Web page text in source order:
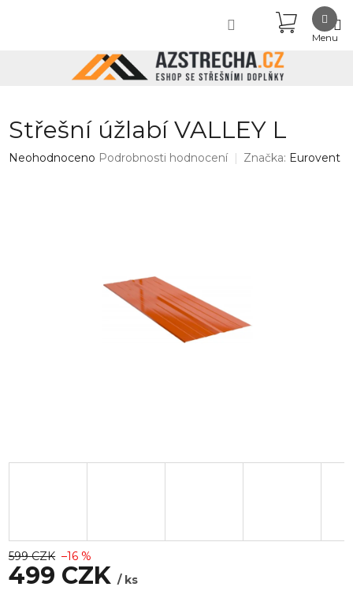
KOŠÍK
Střešní úžlabí VALLEY L
Průměrné
Neohodnoceno Podrobnosti hodnocení Značka: Eurovent
599 CZK –16 %
499 CZK/ ks